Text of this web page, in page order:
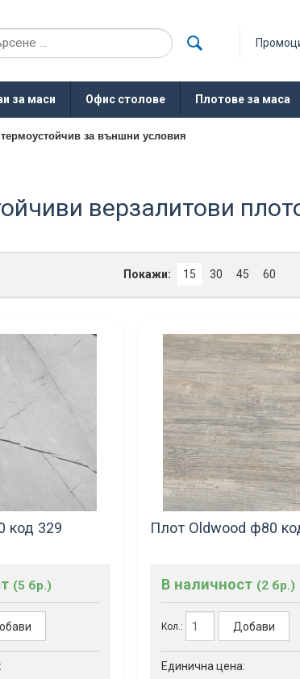
за маси Офис столове Плотове за маса
за външни условия
верзалитови
Покажи: 15 30 45 60
код 329
(5 бр.)
Плот Oldwood ф80
В наличност (2 бр.)
Кол.: Добави
Единична цена: